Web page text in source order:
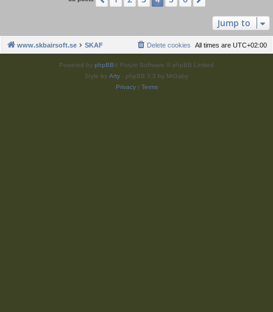
Jump to
www.skbairsoft.se SKAF All times are UTC+02:00
Delete cookies
Powered by phpBB® Forum Software © phpBB Limited
Style by Arty - phpBB 3.3 by MrGaby
Privacy| Terms